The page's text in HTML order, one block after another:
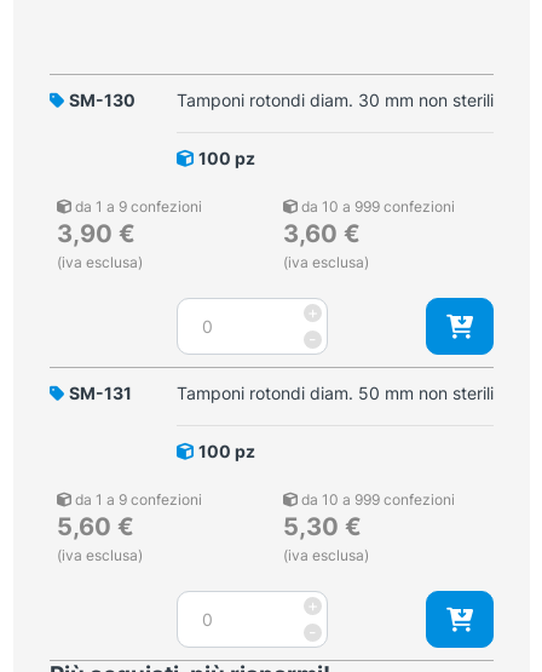
SM-130 Tamponi rotondi diam. 30 mm non sterili
100 pz
da 1 a 9 confezioni
3,90 €
(iva esclusa)
da 10 a 999 confezioni
3,60 €
(iva esclusa)
-
Tamponi
rotondi
diam.
30
sterili
+
SM-131 Tamponi rotondi diam. 50 mm non sterili
100 pz
da 1 a 9 confezioni
5,60 €
(iva esclusa)
da 10 a 999 confezioni
5,30 €
(iva esclusa)
-
Tamponi
rotondi
diam.
+